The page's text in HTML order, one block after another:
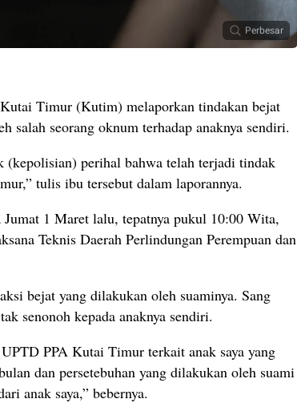
Perbesar
Timur (Kutim) melaporkan tindakan bejat
salah seorang oknum terhadap anaknya sendiri.
(kepolisian) perihal bahwa telah terjadi tindak
tulis ibu tersebut dalam laporannya.
1 Maret lalu, tepatnya pukul 10:00 Wita,
Teknis Daerah Perlindungan Perempuan dan
bejat yang dilakukan oleh suaminya. Sang
senonoh kepada anaknya sendiri.
PPA Kutai Timur terkait anak saya yang
dan persetebuhan yang dilakukan oleh suami
anak saya,” bebernya.